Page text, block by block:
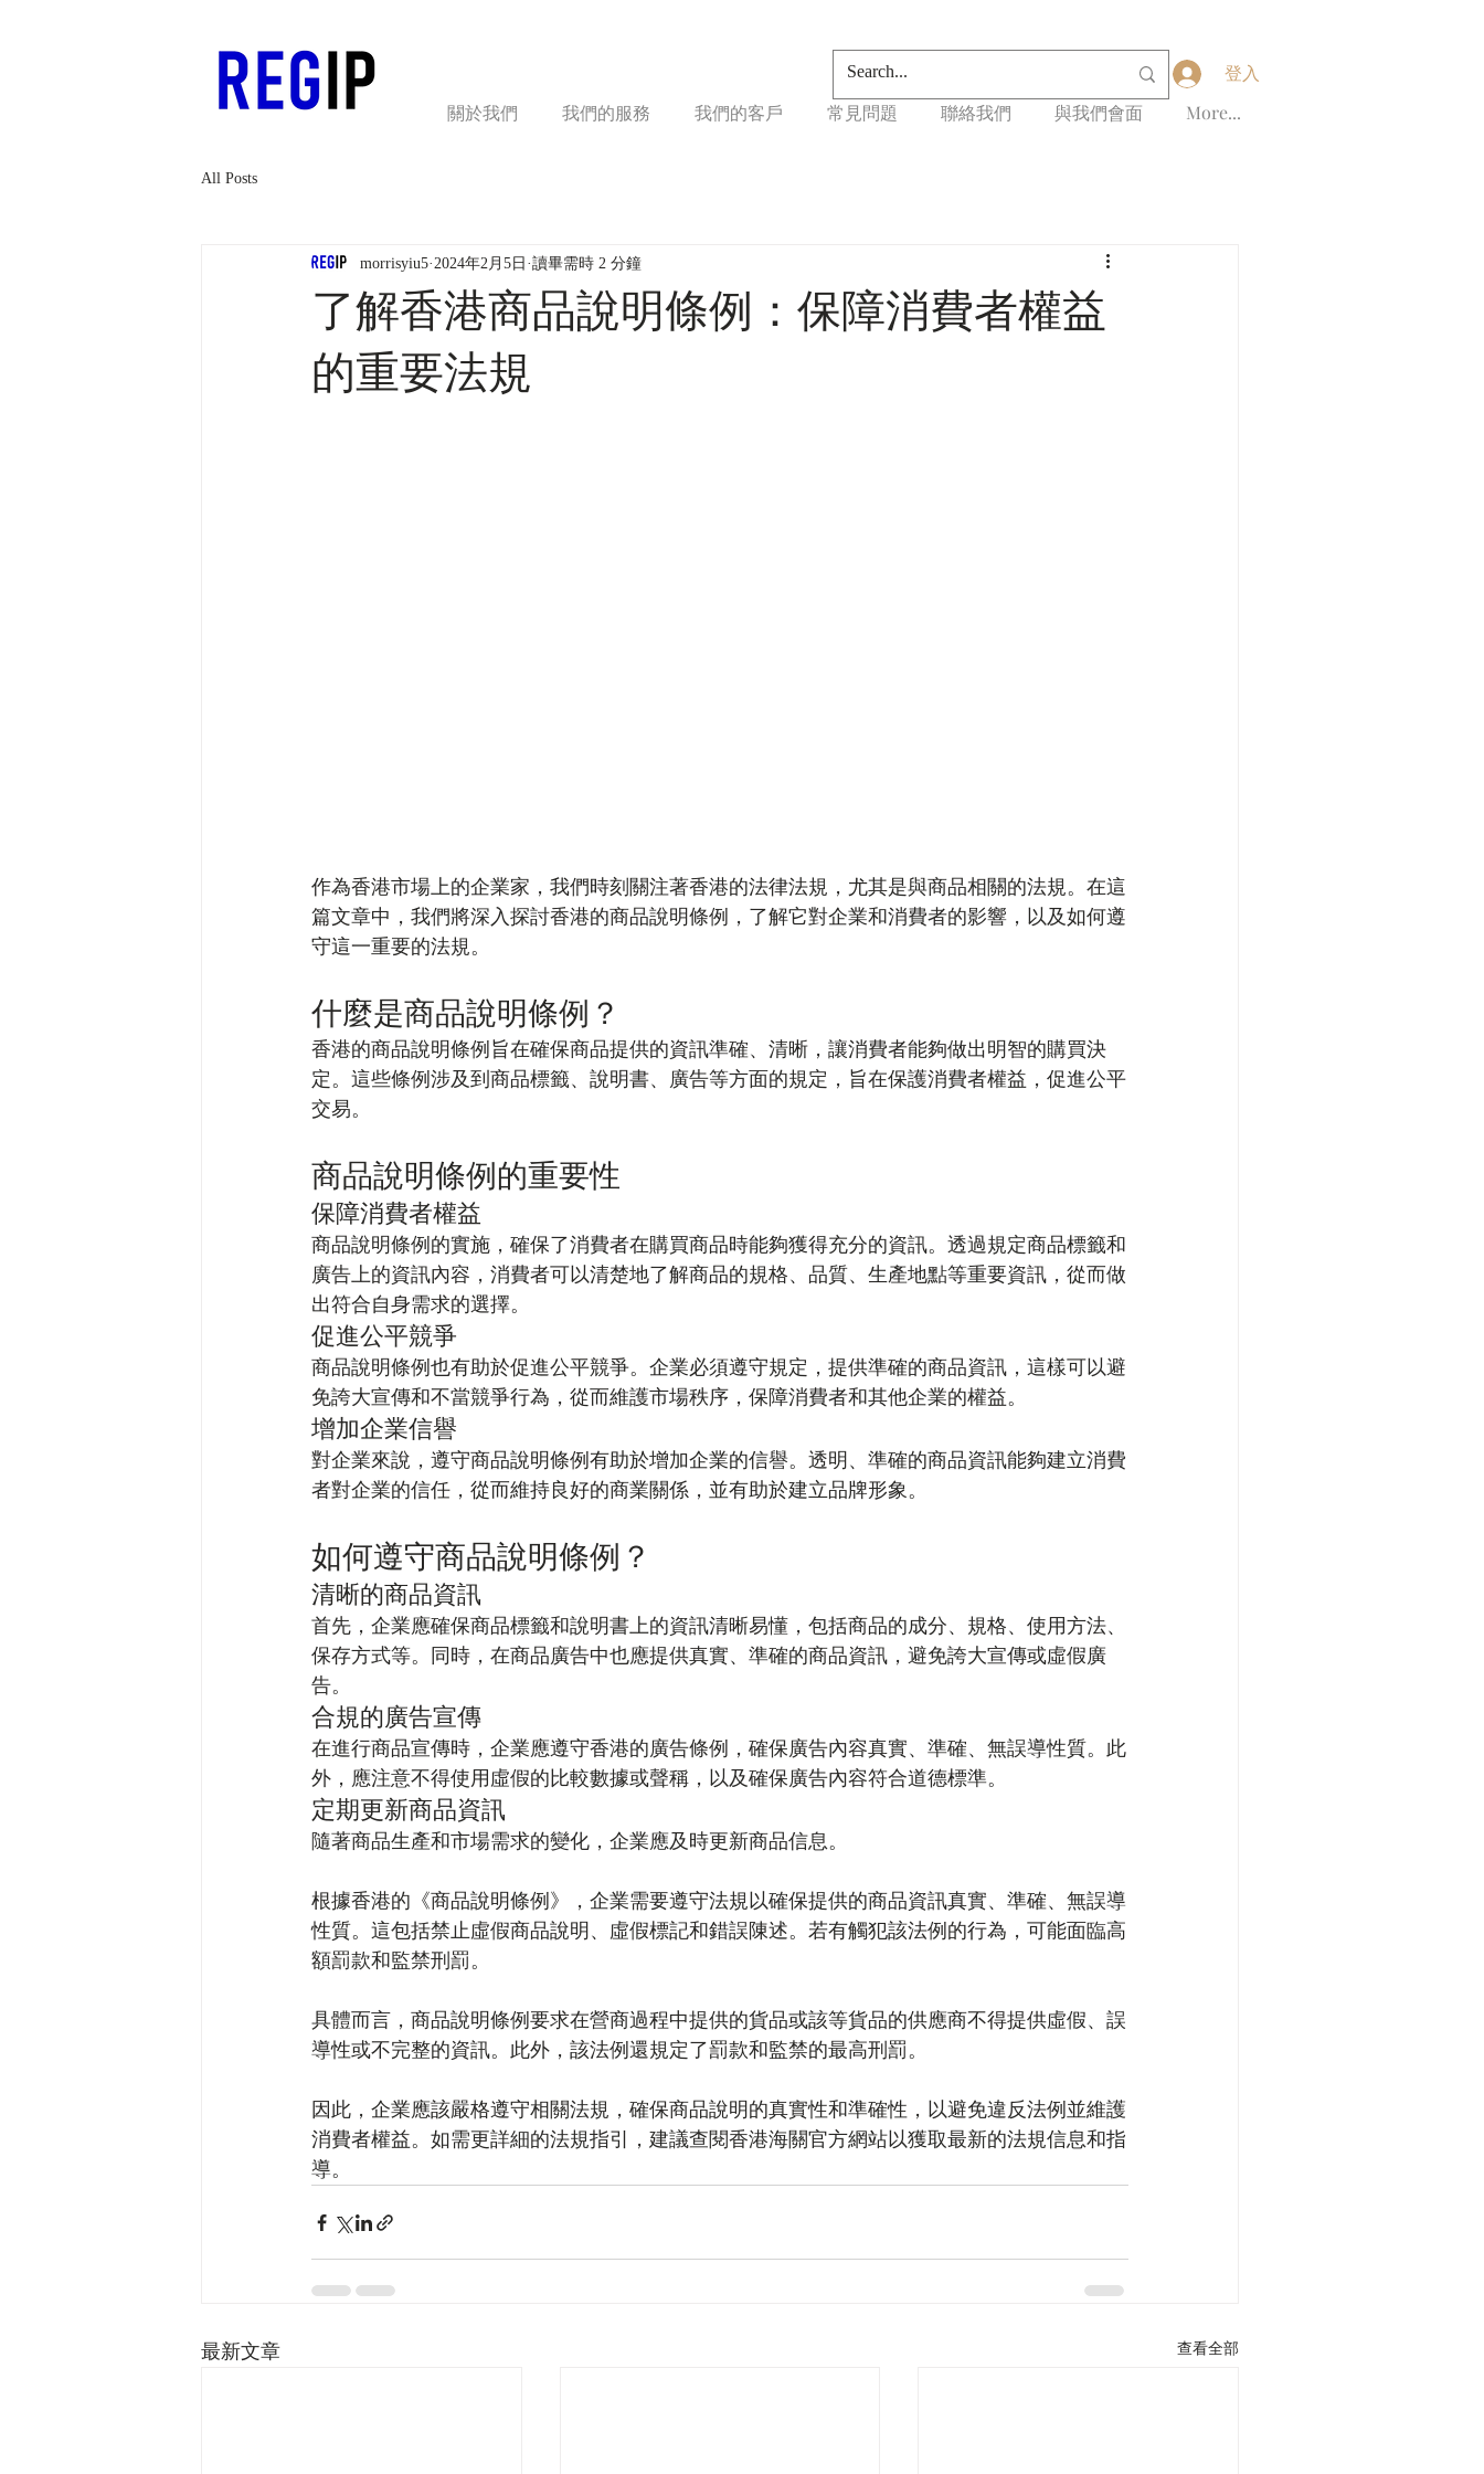
關於我們 我們的服務 我們的客戶 常見問題 聯絡我們 與我們會面 More...
登入
All Posts
了解香港商品說明條例：保障消費者權益
的重要法規
morrisyiu5 2024年2月5日 讀畢需時 2 分鐘
作為香港市場上的企業家，我們時刻關注著香港的法律法規，尤其是與商品相關的法規。在這
篇文章中，我們將深入探討香港的商品說明條例，了解它對企業和消費者的影響，以及如何遵
守這一重要的法規。
什麼是商品說明條例？
香港的商品說明條例旨在確保商品提供的資訊準確、清晰，讓消費者能夠做出明智的購買決
定。這些條例涉及到商品標籤、說明書、廣告等方面的規定，旨在保護消費者權益，促進公平
交易。
商品說明條例的重要性
保障消費者權益
商品說明條例的實施，確保了消費者在購買商品時能夠獲得充分的資訊。透過規定商品標籤和
廣告上的資訊內容，消費者可以清楚地了解商品的規格、品質、生產地點等重要資訊，從而做
出符合自身需求的選擇。
促進公平競爭
商品說明條例也有助於促進公平競爭。企業必須遵守規定，提供準確的商品資訊，這樣可以避
免誇大宣傳和不當競爭行為，從而維護市場秩序，保障消費者和其他企業的權益。
增加企業信譽
對企業來說，遵守商品說明條例有助於增加企業的信譽。透明、準確的商品資訊能夠建立消費
者對企業的信任，從而維持良好的商業關係，並有助於建立品牌形象。
如何遵守商品說明條例？
清晰的商品資訊
首先，企業應確保商品標籤和說明書上的資訊清晰易懂，包括商品的成分、規格、使用方法、
保存方式等。同時，在商品廣告中也應提供真實、準確的商品資訊，避免誇大宣傳或虛假廣
告。
合規的廣告宣傳
在進行商品宣傳時，企業應遵守香港的廣告條例，確保廣告內容真實、準確、無誤導性質。此
外，應注意不得使用虛假的比較數據或聲稱，以及確保廣告內容符合道德標準。
定期更新商品資訊
隨著商品生產和市場需求的變化，企業應及時更新商品信息。
根據香港的《商品說明條例》，企業需要遵守法規以確保提供的商品資訊真實、準確、無誤導
性質。這包括禁止虛假商品說明、虛假標記和錯誤陳述。若有觸犯該法例的行為，可能面臨高
額罰款和監禁刑罰。
具體而言，商品說明條例要求在營商過程中提供的貨品或該等貨品的供應商不得提供虛假、誤
導性或不完整的資訊。此外，該法例還規定了罰款和監禁的最高刑罰。
因此，企業應該嚴格遵守相關法規，確保商品說明的真實性和準確性，以避免違反法例並維護
消費者權益。如需更詳細的法規指引，建議查閱香港海關官方網站以獲取最新的法規信息和指
導。
最新文章 查看全部